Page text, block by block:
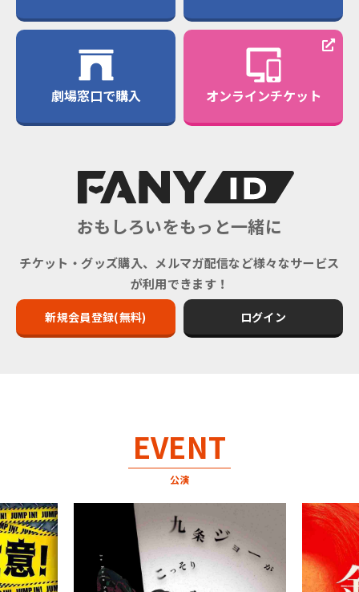
劇場窓口で購入 オンラインチケット
おもしろいをもっと一緒に
チケット・グッズ購入、メルマガ配信など様々なサービス
が利用できます！
新規会員登録(無料) ログイン
EVENT
公演